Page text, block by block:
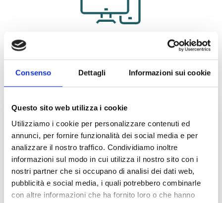
Consenso Dettagli Informazioni sui cookie
Questo sito web utilizza i cookie
Utilizziamo i cookie per personalizzare contenuti ed
annunci, per fornire funzionalità dei social media e per
analizzare il nostro traffico. Condividiamo inoltre
informazioni sul modo in cui utilizza il nostro sito con i
nostri partner che si occupano di analisi dei dati web,
pubblicità e social media, i quali potrebbero combinarle
con altre informazioni che ha fornito loro o che hanno
Scadenza Iscrizione: 19/08/2026
Bando di Partecipazione
SEDE ESAMI
Esami in 100 città:
Agrigento, Alessandria, Ancona, Andria, Aosta, Arezzo,
Avellino, Bari, Belluno, Benevento, Bergamo, Bologna,
Bolzano, Brescia, Brindisi, Cagliari, Caltanissetta,